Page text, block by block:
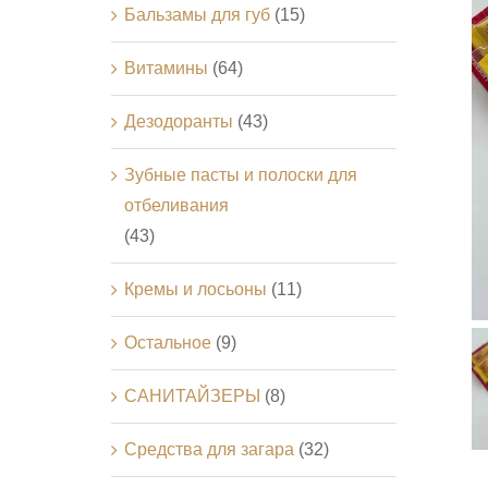
Бальзамы для губ (15)
Витамины (64)
Дезодоранты (43)
Зубные пасты и полоски для
отбеливания
(43)
Кремы и лосьоны (11)
Остальное (9)
САНИТАЙЗЕРЫ (8)
Средства для загара (32)